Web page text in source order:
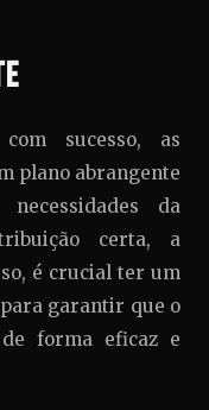
sucesso, as
plano abrangente
da
certa, a
é crucial ter um
garantir que o
forma eficaz e